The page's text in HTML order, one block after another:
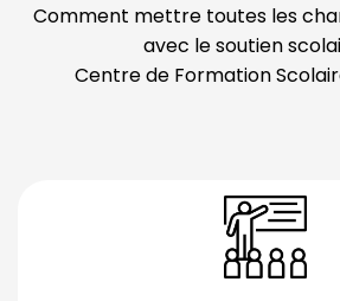
Comment mettre toutes les
avec le soutien
Centre de Formation